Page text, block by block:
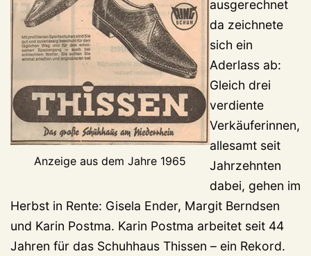
Anzeige aus dem Jahre 1965
ausgerechnet
da zeichnete
sich ein
Aderlass ab:
Gleich drei
verdiente
Verkäuferinnen,
allesamt seit
Jahrzehnten
dabei, gehen im
Herbst in Rente: Gisela Ender, Margit Berndsen
und Karin Postma. Karin Postma arbeitet seit 44
Jahren für das Schuhhaus Thissen – ein Rekord.